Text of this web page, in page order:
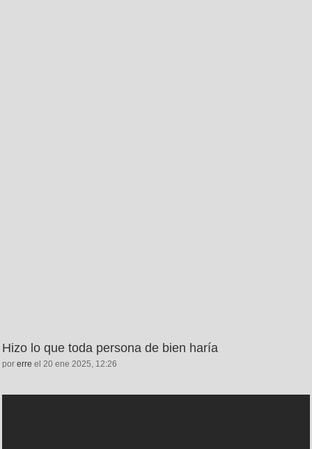
Hizo lo que toda persona de bien haría
por erre el 20 ene 2025, 12:26